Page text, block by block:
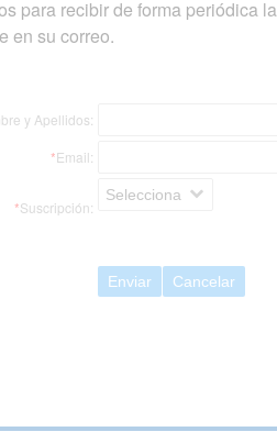
para recibir de forma periódica
en su correo.
y Apellidos:
*Email:
*Suscripción:
Selecciona
Enviar Cancelar